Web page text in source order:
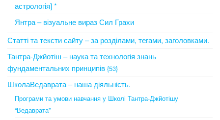
астрологія] *
Янтра – візуальне вираз Сил Грахи
Статті та тексти сайту – за розділами, тегами, заголовками.
Тантра-Джйотіш – наука та технологія знань
фундаментальних принципів {53}
ШколаВедаврата – наша діяльність.
Програми та умови навчання у Школі Тантра-Джйотішу
“Ведаврата”